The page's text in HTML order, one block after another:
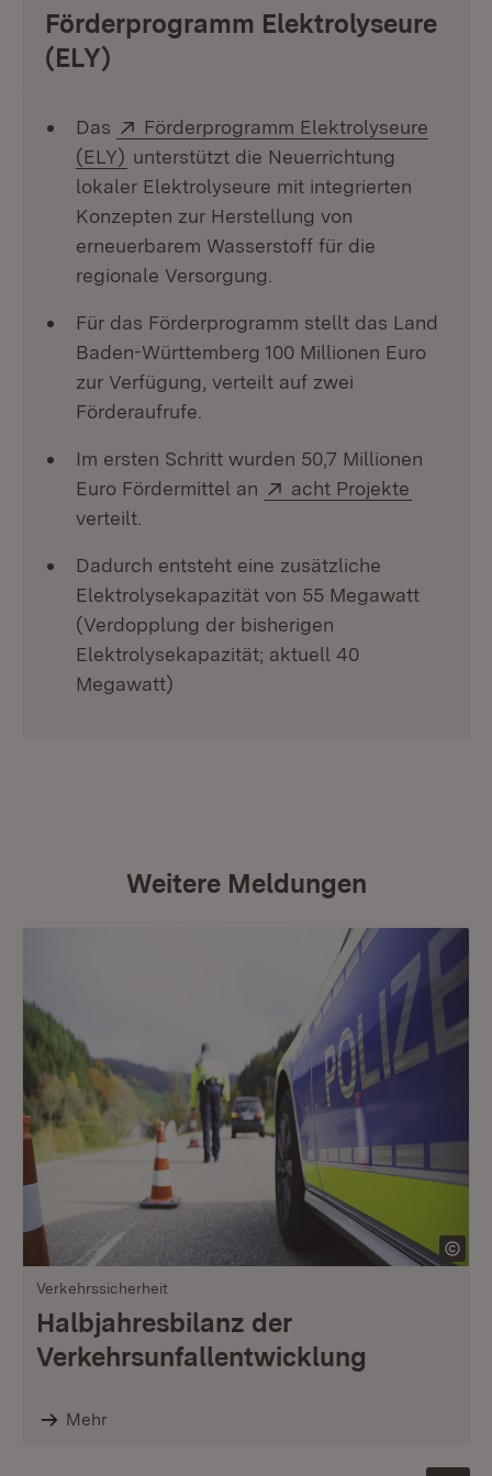
Förderprogramm Elektrolyseure
(ELY)
Das Extern:
Förderprogramm Elektrolyseure
(ELY) (Öffnet in neuem Fenster)
unterstützt die Neuerrichtung
lokaler Elektrolyseure mit integrierten
Konzepten zur Herstellung von
erneuerbarem Wasserstoff für die
regionale Versorgung.
Für das Förderprogramm stellt das Land
Baden-Württemberg 100 Millionen Euro
zur Verfügung, verteilt auf zwei
Förderaufrufe.
Im ersten Schritt wurden 50,7 Millionen
Euro Fördermittel an
Extern:
acht Projekte
verteilt.
Dadurch entsteht eine zusätzliche
Elektrolysekapazität von 55 Megawatt
(Verdopplung der bisherigen
Elektrolysekapazität; aktuell 40
Megawatt)
Weitere Meldungen
Verkehrssicherheit
Halbjahresbilanz der
Verkehrsunfallentwicklung
Mehr